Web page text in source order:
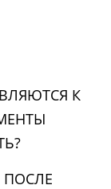
К